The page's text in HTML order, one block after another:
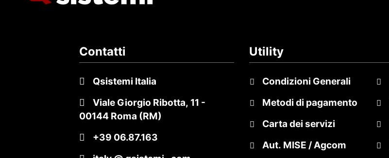
Contatti
Qsistemi Italia
Viale Giorgio Ribotta, 11 -
00144 Roma (RM)
+39 06.87.163
Utility
Condizioni Generali
Metodi di pagamento
Carta dei servizi
Aut. MISE / Agcom